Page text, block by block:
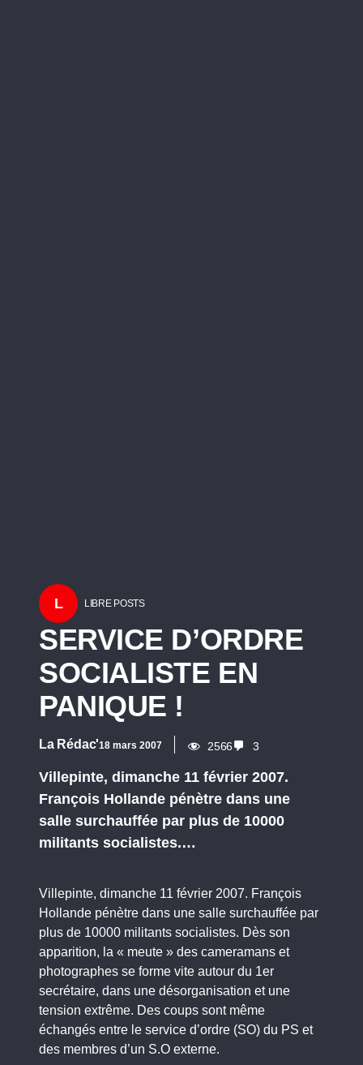
L LIBRE POSTS
SERVICE D’ORDRE
SOCIALISTE EN
PANIQUE !
La Rédac'18 mars 2007 2566 3
Villepinte, dimanche 11 février 2007.
François Hollande pénètre dans une
salle surchauffée par plus de 10000
militants socialistes.…
Villepinte, dimanche 11 février 2007. François
Hollande pénètre dans une salle surchauffée par
plus de 10000 militants socialistes. Dès son
apparition, la « meute » des cameramans et
photographes se forme vite autour du 1er
secrétaire, dans une désorganisation et une
tension extrême. Des coups sont même
échangés entre le service d’ordre (SO) du PS et
des membres d’un S.O externe.